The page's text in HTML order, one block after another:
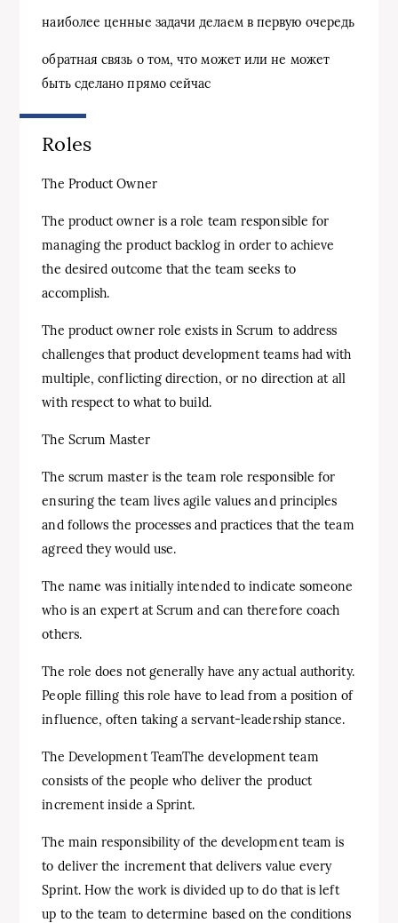
наиболее ценные задачи делаем в первую очередь
обратная связь о том, что может или не может
быть сделано прямо сейчас
Roles
The Product Owner
The product owner is a role team responsible for
managing the product backlog in order to achieve
the desired outcome that the team seeks to
accomplish.
The product owner role exists in Scrum to address
challenges that product development teams had with
multiple, conflicting direction, or no direction at all
with respect to what to build.
The Scrum Master
The scrum master is the team role responsible for
ensuring the team lives agile values and principles
and follows the processes and practices that the team
agreed they would use.
The name was initially intended to indicate someone
who is an expert at Scrum and can therefore coach
others.
The role does not generally have any actual authority.
People filling this role have to lead from a position of
influence, often taking a servant-leadership stance.
The Development TeamThe development team
consists of the people who deliver the product
increment inside a Sprint.
The main responsibility of the development team is
to deliver the increment that delivers value every
Sprint. How the work is divided up to do that is left
up to the team to determine based on the conditions